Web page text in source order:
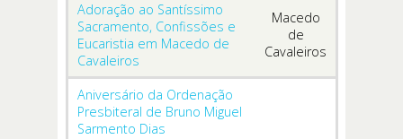
Adoração ao Santíssimo
Sacramento, Confissões e
Eucaristia em Macedo de
Cavaleiros
Macedo
de
Cavaleiros
Aniversário da Ordenação
Presbiteral de Bruno Miguel
Sarmento Dias